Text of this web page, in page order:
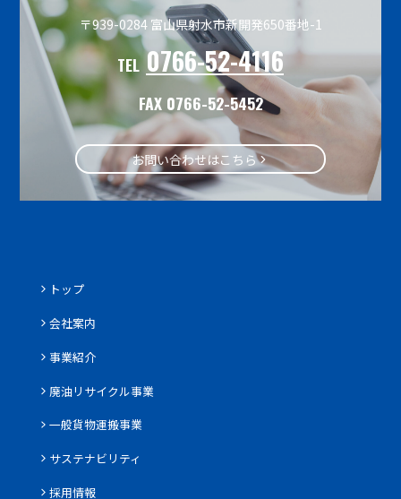
〒939-0284 富山県射水市新開発650番地-1
TEL 0766-52-4116
FAX 0766-52-5452
お問い合わせはこちら
トップ
会社案内
事業紹介
廃油リサイクル事業
一般貨物運搬事業
サステナビリティ
採用情報